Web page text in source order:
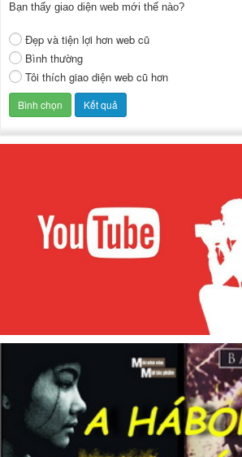
Bạn thấy giao diện web mới thế nào?
Đẹp và tiện lợi hơn web cũ
Bình thường
Tôi thích giao diện web cũ hơn